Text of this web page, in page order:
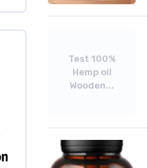
Test 100%
Hemp oil
Wooden...